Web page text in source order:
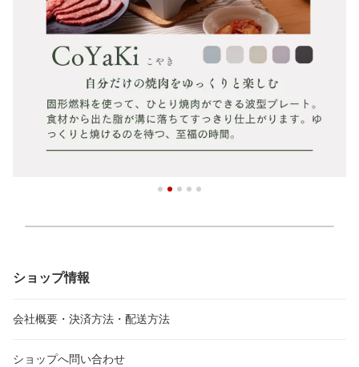
ショップ情報
会社概要・決済方法・配送方法
ショップへ問い合わせ